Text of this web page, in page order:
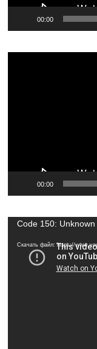
00:00
00:00
Видеоплеер
Code 150: Unknown
Скачать файл: https://